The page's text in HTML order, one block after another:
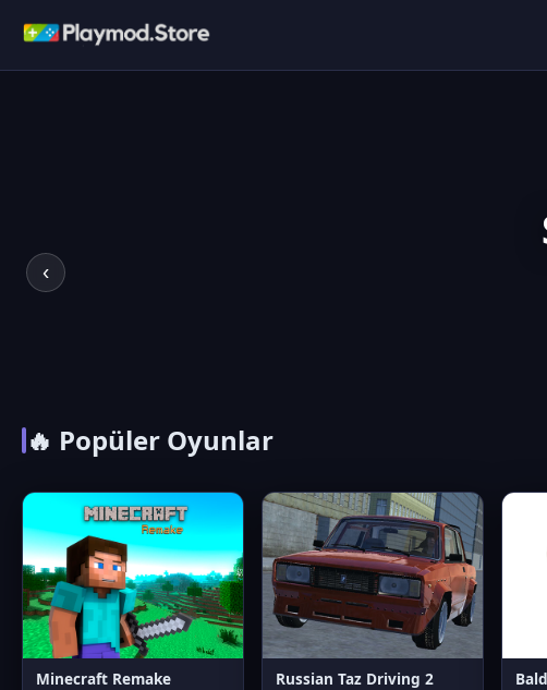
‹
🔥 Popüler Oyunlar
Minecraft Remake Russian Taz Driving 2